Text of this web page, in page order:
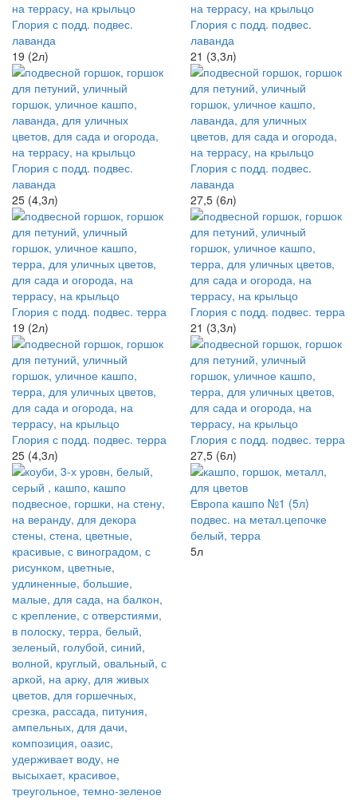
Глория с подд. подвес.
лаванда
19 (2л)
Глория с подд. подвес.
лаванда
21 (3,3л)
Глория с подд. подвес.
лаванда
25 (4,3л)
Глория с подд. подвес.
лаванда
27,5 (6л)
Глория с подд. подвес. терра
19 (2л)
Глория с подд. подвес. терра
21 (3,3л)
Глория с подд. подвес. терра
25 (4,3л)
Глория с подд. подвес. терра
27,5 (6л)
Европа кашпо №1 (5л)
подвес. на метал.цепочке
белый, терра
5л